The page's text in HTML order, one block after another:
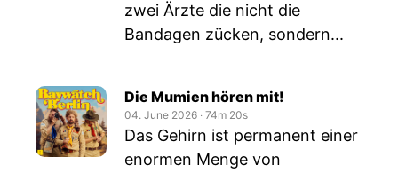
zwei Ärzte die nicht die
Bandagen zücken, sondern...
Die Mumien hören mit!
04. June 2026 ‧ 74m 20s
Das Gehirn ist permanent einer
enormen Menge von